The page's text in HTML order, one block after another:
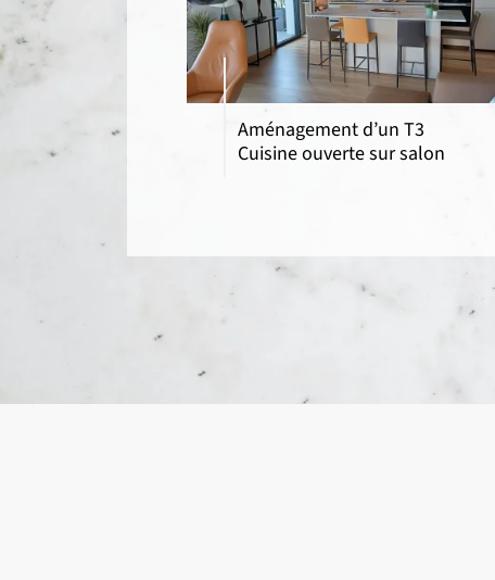
Aménagement d’un T3
Cuisine ouverte sur salon